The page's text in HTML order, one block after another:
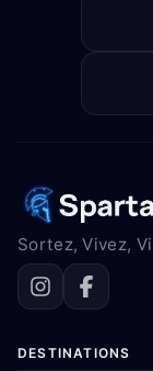
Sortez, Vivez,
DESTINATIONS